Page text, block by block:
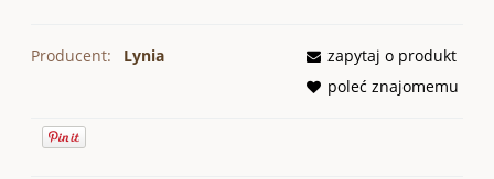
Producent: Lynia
zapytaj o produkt
poleć znajomemu